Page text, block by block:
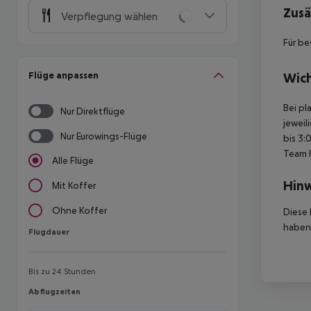
Verpflegung wählen
Flüge anpassen
Nur Direktflüge
Nur Eurowings-Flüge
Alle Flüge
Mit Koffer
Ohne Koffer
Flugdauer
Flugdauer
Bis zu 24 Stunden
Abflugzeiten
Abflugzeiten
Für
Bei
bis
Team
Diese